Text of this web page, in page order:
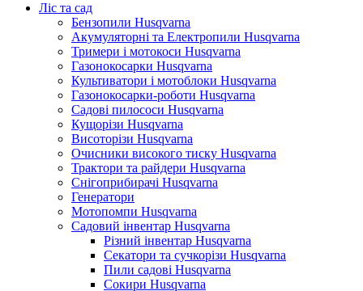
Ліс та сад
Бензопили Husqvarna
Акумуляторні та Електропили Husqvarna
Тримери і мотокоси Husqvarna
Газонокосарки Husqvarna
Культиватори і мотоблоки Husqvarna
Газонокосарки-роботи Husqvarna
Садові пилососи Husqvarna
Кущорізи Husqvarna
Висоторізи Husqvarna
Очисники високого тиску Husqvarna
Трактори та райдери Husqvarna
Снігоприбирачі Husqvarna
Генератори
Мотопомпи Husqvarna
Садовий інвентар Husqvarna
Різний інвентар Husqvarna
Секатори та сучкорізи Husqvarna
Пили садові Husqvarna
Сокири Husqvarna